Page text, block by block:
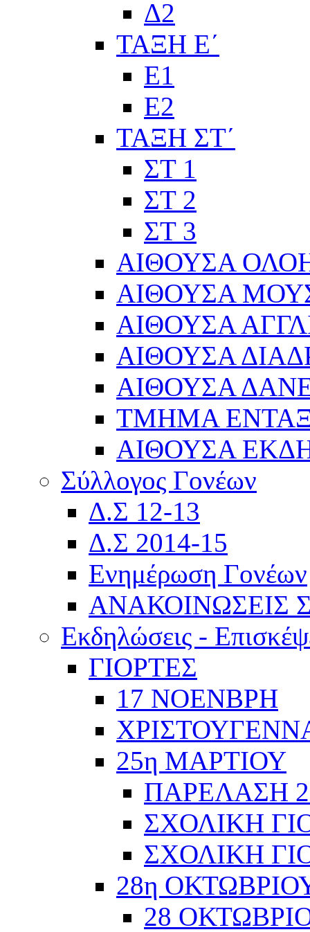
Δ2
ΤΑΞΗ Ε΄
Ε1
Ε2
ΤΑΞΗ ΣΤ΄
ΣΤ 1
ΣΤ 2
ΣΤ 3
ΑΙΘΟΥΣΑ
ΑΙΘΟΥΣΑ
ΑΙΘΟΥΣΑ
ΑΙΘΟΥΣΑ
ΑΙΘΟΥΣΑ
ΤΜΗΜΑ
ΑΙΘΟΥΣΑ
Σύλλογος Γονέων
Δ.Σ 12-13
Δ.Σ 2014-15
Ενημέρωση Γονέων
ΑΝΑΚΟΙΝΩΣΕΙΣ
Εκδηλώσεις -
ΓΙΟΡΤΕΣ
17 ΝΟΕΝΒΡΗ
25η ΜΑΡΤΙΟΥ
ΠΑΡΕΛΑΣΗ
ΣΧΟΛΙΚΗ
ΣΧΟΛΙΚΗ
28η
28